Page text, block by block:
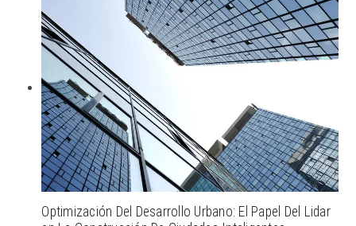
Optimización Del Desarrollo Urbano: El Papel Del Lidar